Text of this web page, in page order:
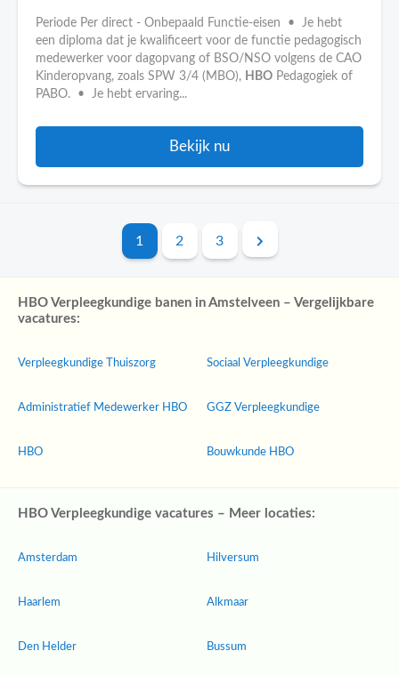
Periode Per direct - Onbepaald Functie-eisen • Je hebt
een diploma dat je kwalificeert voor de functie pedagogisch
medewerker voor dagopvang of BSO/NSO volgens de CAO
Kinderopvang, zoals SPW 3/4 (MBO), HBO Pedagogiek of
PABO. • Je hebt ervaring...
Bekijk nu
1 2 3
HBO Verpleegkundige banen in Amstelveen – Vergelijkbare
vacatures:
Verpleegkundige Thuiszorg
Administratief Medewerker HBO
HBO
Sociaal Verpleegkundige
GGZ Verpleegkundige
Bouwkunde HBO
HBO Verpleegkundige vacatures – Meer locaties:
Amsterdam
Haarlem
Den Helder
Hilversum
Alkmaar
Bussum